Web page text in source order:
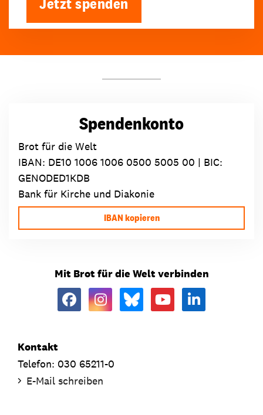
Spendenkonto
Brot für die Welt
IBAN: DE10 1006 1006 0500 5005 00 | BIC:
GENODED1KDB
Bank für Kirche und Diakonie
IBAN kopieren
Mit Brot für die Welt verbinden
Kontakt
Telefon: 030 65211-0
E-Mail schreiben